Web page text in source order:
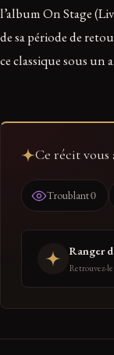
l’album On Stage
de sa période de
ce classique sous
Ce récit vous
Troublant0
Ranger
Retrouvez-